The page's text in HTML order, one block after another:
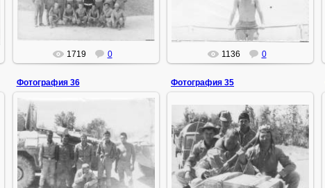
ИгорьМ
1719 0
ИгорьМ
1136 0
Фотография 36
02.08.2015
ИгорьМ
Фотография 35
02.08.2015
ИгорьМ